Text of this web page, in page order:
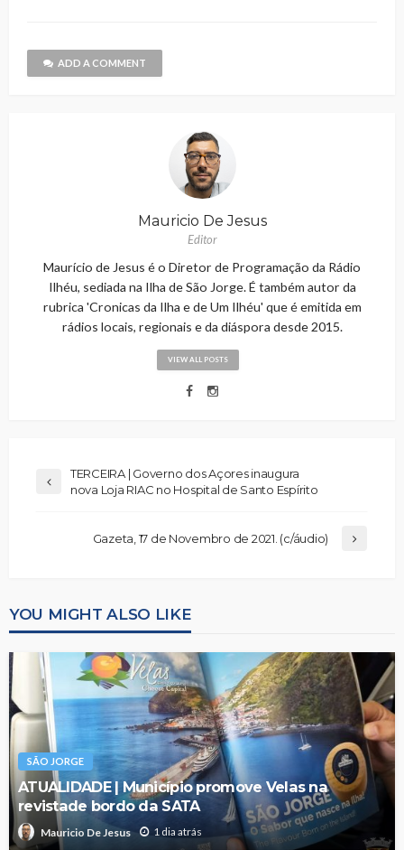
ADD A COMMENT
Mauricio De Jesus
Editor
Maurício de Jesus é o Diretor de Programação da Rádio
Ilhéu, sediada na Ilha de São Jorge. É também autor da
rubrica 'Cronicas da Ilha e de Um Ilhéu' que é emitida em
rádios locais, regionais e da diáspora desde 2015.
VIEW ALL POSTS
TERCEIRA | Governo dos Açores inaugura
nova Loja RIAC no Hospital de Santo Espírito
Gazeta, 17 de Novembro de 2021. (c/áudio)
YOU MIGHT ALSO LIKE
SÃO JORGE
ATUALIDADE | Município promove Velas na
revistade bordo da SATA
Mauricio De Jesus 1 dia atrás